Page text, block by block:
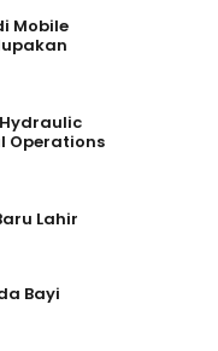
Mobile
Operations
Lahir
Bayi